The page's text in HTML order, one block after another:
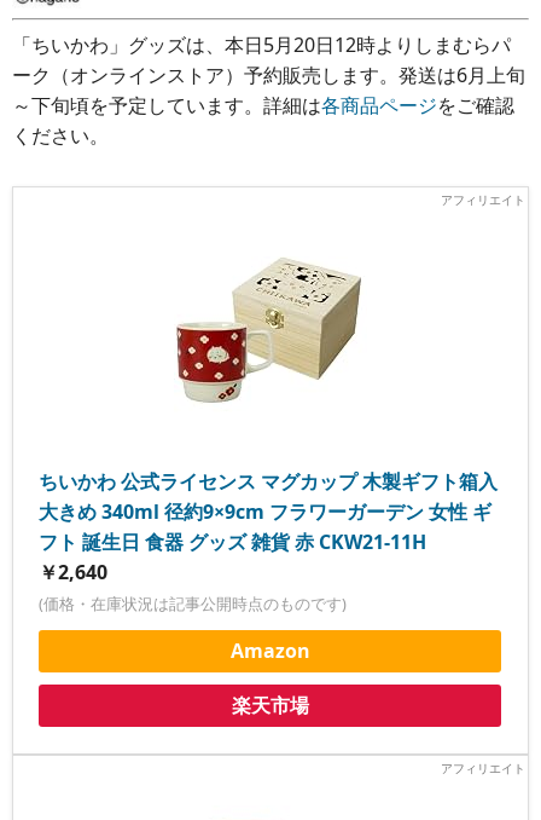
「ちいかわ」グッズは、本日5月20日12時よりしまむらパ
ーク（オンラインストア）予約販売します。発送は6月上旬
～下旬頃を予定しています。詳細は各商品ページをご確認
ください。
ちいかわ 公式ライセンス マグカップ 木製ギフト箱入
大きめ 340ml 径約9×9cm フラワーガーデン 女性 ギ
フト 誕生日 食器 グッズ 雑貨 赤 CKW21-11H
￥2,640
(価格・在庫状況は記事公開時点のものです)
Amazon
楽天市場